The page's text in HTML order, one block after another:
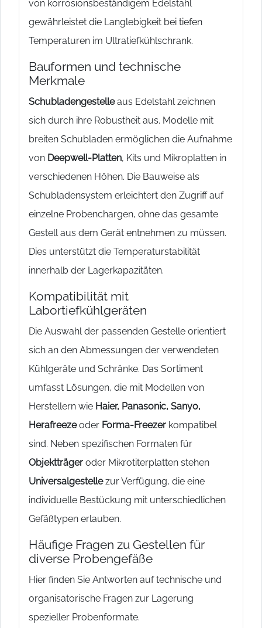
von korrosionsbeständigem Edelstahl
gewährleistet die Langlebigkeit bei tiefen
Temperaturen im Ultratiefkühlschrank.
Bauformen und technische
Merkmale
Schubladengestelleaus Edelstahl zeichnen
sich durch ihre Robustheit aus. Modelle mit
breiten Schubladen ermöglichen die Aufnahme
von Deepwell-Platten, Kits und Mikroplatten in
verschiedenen Höhen. Die Bauweise als
Schubladensystem erleichtert den Zugriff auf
einzelne Probenchargen, ohne das gesamte
Gestell aus dem Gerät entnehmen zu müssen.
Dies unterstützt die Temperaturstabilität
innerhalb der Lagerkapazitäten.
Kompatibilität mit
Labortiefkühlgeräten
Die Auswahl der passenden Gestelle orientiert
sich an den Abmessungen der verwendeten
Kühlgeräte und Schränke. Das Sortiment
umfasst Lösungen, die mit Modellen von
Herstellern wie Haier, Panasonic, Sanyo,
Herafreezeoder Forma-Freezer kompatibel
sind. Neben spezifischen Formaten für
Objektträger oder Mikrotiterplatten stehen
Universalgestellezur Verfügung, die eine
individuelle Bestückung mit unterschiedlichen
Gefäßtypen erlauben.
Häufige Fragen zu Gestellen für
diverse Probengefäße
Hier finden Sie Antworten auf technische und
organisatorische Fragen zur Lagerung
spezieller Probenformate.